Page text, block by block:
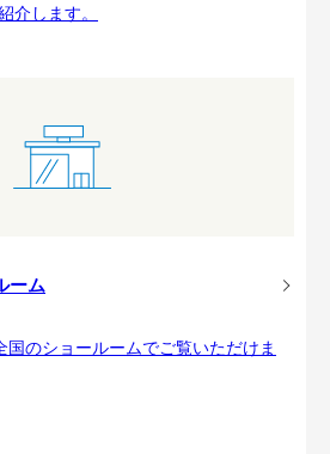
介します。
ーム
国のショールームでご覧いただけま